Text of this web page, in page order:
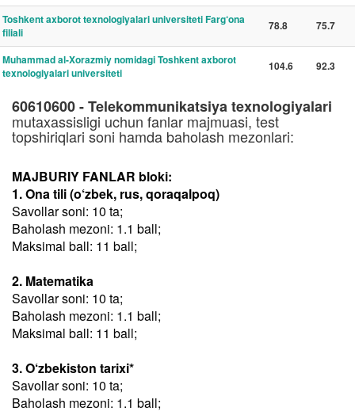
Toshkent axborot texnologiyalari universiteti Farg‘ona
filiali
78.8 75.7
Muhammad al-Xorazmiy nomidagi Toshkent axborot
texnologiyalari universiteti
104.6 92.3
60610600 - Telekommunikatsiya texnologiyalari
mutaxassisligi uchun fanlar majmuasi, test
topshiriqlari soni hamda baholash mezonlari:
MAJBURIY FANLAR bloki:
1. Ona tili (o‘zbek, rus, qoraqalpoq)
Savollar soni: 10 ta;
Baholash mezoni: 1.1 ball;
Maksimal ball: 11 ball;
2. Matematika
Savollar soni: 10 ta;
Baholash mezoni: 1.1 ball;
Maksimal ball: 11 ball;
3. O‘zbekiston tarixi*
Savollar soni: 10 ta;
Baholash mezoni: 1.1 ball;